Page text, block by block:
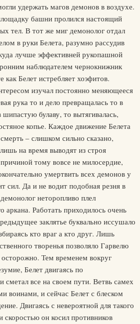
удержать магов демонов в воздухе.
башни пролился настоящий
тел. В тот же миг демонолог отдал
в руки Белета, разумно рассудив
лучше эффективней рукопашной
наблюдателем чернокнижник
как Белет истребляет хоэфитов.
изучал постоянно меняющееся
рука то и дело превращалась то в
булаву, то вытягивалась,
копье. Каждое движение Белета
– слишком сильно сказано,
на время выводят из строя
тому вовсе не милосердие,
умертвить всех демонов у
сил. Да и не водит подобная резня в
неторопливо плел
аркана. Работать приходилось очень
заклятье буквально иссушало
кто враг а кто друг. Лишь
творенья позволяло Гарвелю
осторожно. Тем временем вокруг
Белет двигаясь по
все на своем пути. Ветвь самех
воинами, и сейчас Белет с блеском
Двигаясь с невероятной для такого
скоростью он косил противников